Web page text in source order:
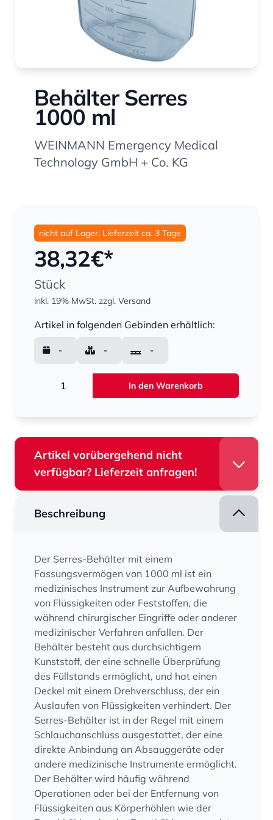
Behälter Serres
1000 ml
WEINMANN Emergency Medical
Technology GmbH + Co. KG
nicht auf Lager, Lieferzeit ca. 3 Tage
38,32€*
Stück
inkl. 19% MwSt. zzgl. Versand
Artikel in folgenden Gebinden erhältlich:
- - -
In den Warenkorb
Artikel vorübergehend nicht
verfügbar? Lieferzeit anfragen!
Beschreibung
Der Serres-Behälter mit einem
Fassungsvermögen von 1000 ml ist ein
medizinisches Instrument zur Aufbewahrung
von Flüssigkeiten oder Feststoffen, die
während chirurgischer Eingriffe oder anderer
medizinischer Verfahren anfallen. Der
Behälter besteht aus durchsichtigem
Kunststoff, der eine schnelle Überprüfung
des Füllstands ermöglicht, und hat einen
Deckel mit einem Drehverschluss, der ein
Auslaufen von Flüssigkeiten verhindert. Der
Serres-Behälter ist in der Regel mit einem
Schlauchanschluss ausgestattet, der eine
direkte Anbindung an Absauggeräte oder
andere medizinische Instrumente ermöglicht.
Der Behälter wird häufig während
Operationen oder bei der Entfernung von
Flüssigkeiten aus Körperhöhlen wie der